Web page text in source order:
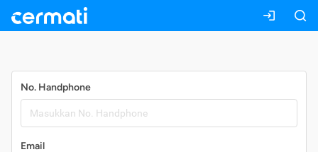
No. Handphone
Email